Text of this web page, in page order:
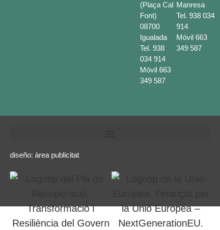
(Plaça Cal
Font)
08700
Igualada
Tel. 938
034 914
Móvil 663
349 587
Manresa
Tel.938 034
914
Móvil663
349 587
diseño: àrea publicitat